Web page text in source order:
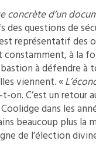
concrète d’un
des questions de
représentatif des
constamment, à la
à défendre à
viennent. «
on. C’est un retour
dans les
beaucoup plus la
de l’élection